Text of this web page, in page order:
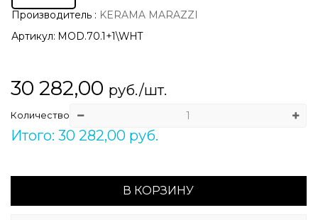
Производитель : KERAMA MARAZZI
Артикул: MOD.70.1+1\WHT
30 282,00 руб./шт.
Количество
Итого: 30 282,00 руб.
В КОРЗИНУ